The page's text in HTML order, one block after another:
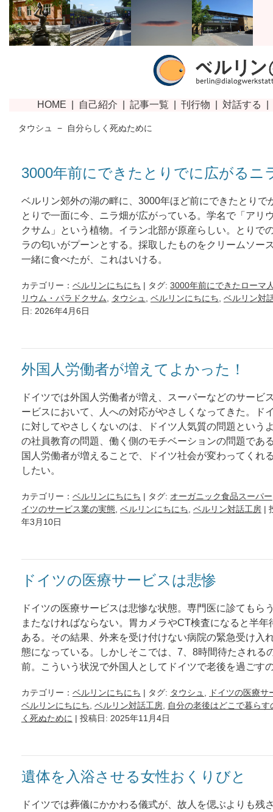
タウシュ − 自分らしく死ぬために
3000年前にできたとりでに広がるニ
ベルリン郊外の湖の畔に、3000年ほど前にできたとりで
とりで一面に今、ニラ畑が広がっている。学名で「アリ
クサム」という植物。イラン北部が原産らしい。とりで
ラの匂いがプーンとする。採取したものをクリームソー
一緒に食べたが、これはいける。
カテゴリー： ベルリンにちにち | タグ: 3000年前にできたローマ
リウム・パラドクサム
タウシュ ベルリンにちにち ベルリン対
日: 2026年4月6日
外国人労働者が増えてよかった！
ドイツでは外国人労働者が増え、スーパーなどのサービ
ービスにおいて、人への対応がやさしくなってきた。ド
に対してやさしくないのは、ドイツ人気質の問題という
の社員教育の問題、働く側のモチベーションの問題であ
国人労働者が増えることで、ドイツ社会が変わってくれ
したい。
カテゴリー： ベルリンにちにち | タグ: オーガニック食品スーパー
イツのサービス業の実態 ベルリンにちにち ベルリン対話工房 |
年3月10日
ドイツの医療サービスは悲惨
ドイツの医療サービスは悲惨な状態。専門医に診てもら
またなければならない。胃カメラやCT検査になると半年
ある。その結果、外来を受け付けない病院の緊急受け入
態になっている。しかしそこでは、7、8時間待たされる
前。こういう状況で外国人としてドイツで老後を過ごす
カテゴリー： ベルリンにちにち | タグ: タウシュ
ドイツの医療サ
ベルリンにちにち ベルリン対話工房
自分の老後はどこで暮らす
く死ぬために | 投稿日: 2025年11月4日
遺体を入浴させる女性おくりびと
ドイツでは葬儀にかかわる儀式が、故人を偲ぶよりも残